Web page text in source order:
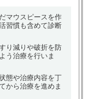
ウスピースを作
習慣も含めて診断
減りや破折を防
う治療を行いま
や治療内容を丁
から治療を進めま